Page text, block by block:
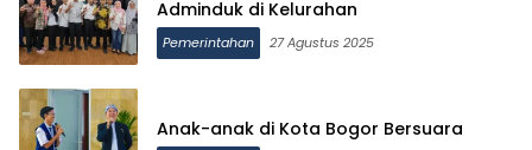
Adminduk di Kelurahan
Pemerintahan 27 Agustus 2025
Anak-anak di Kota Bogor Bersuara